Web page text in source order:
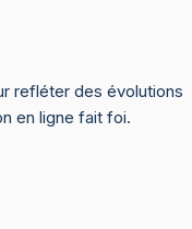
refléter des évolutions
en ligne fait foi.